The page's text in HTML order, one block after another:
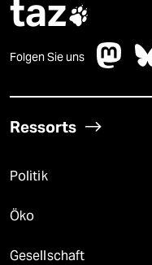
taz
Folgen Sie uns
Ressorts
Politik
Öko
Gesellschaft